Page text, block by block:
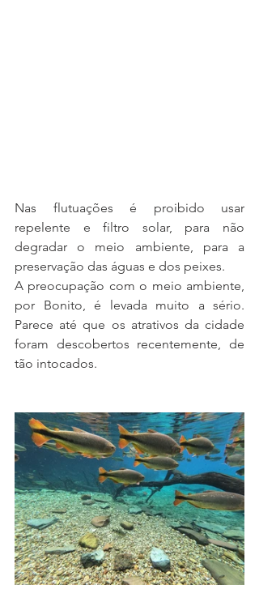
Nas flutuações é proibido usar
repelente e filtro solar, para não
degradar o meio ambiente, para a
preservação das águas e dos peixes.
A preocupação com o meio ambiente,
por Bonito, é levada muito a sério.
Parece até que os atrativos da cidade
foram descobertos recentemente, de
tão intocados.